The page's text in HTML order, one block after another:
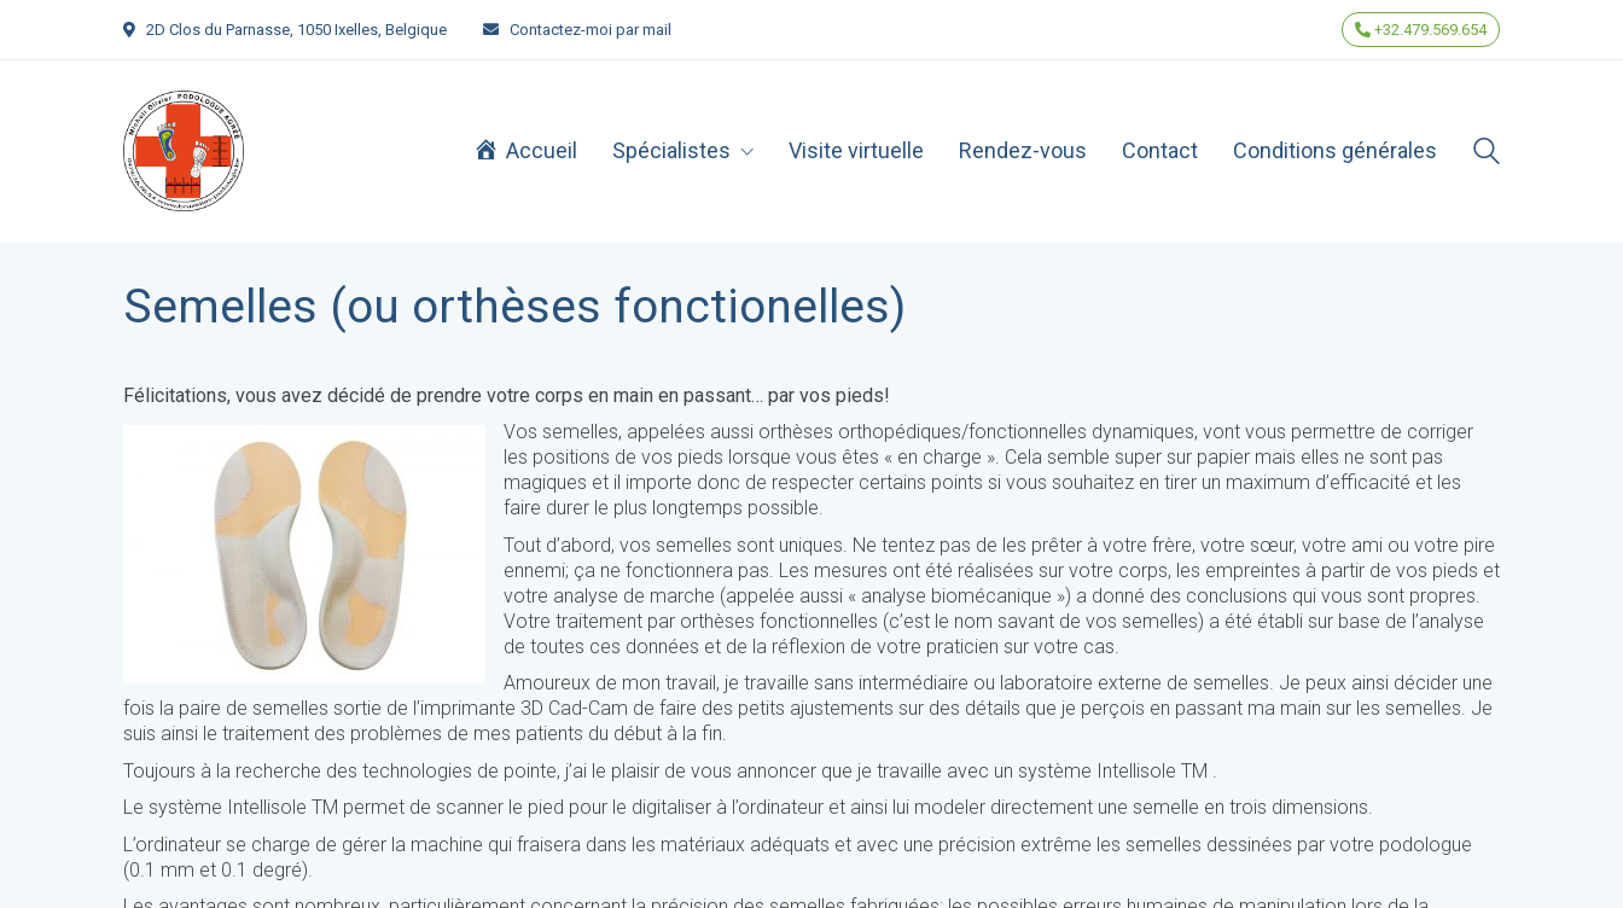
2D Clos du Parnasse, 1050 Ixelles, Belgique Contactez-moi par mail +32.479.569.654
Accueil Spécialistes Visite virtuelle Rendez-vous Contact Conditions générales
Semelles (ou orthèses fonctionelles)
Félicitations, vous avez décidé de prendre votre corps en main en passant… par vos pieds!
Vos semelles, appelées aussi orthèses orthopédiques/fonctionnelles dynamiques, vont vous permettre de corriger
les positions de vos pieds lorsque vous êtes « en charge ». Cela semble super sur papier mais elles ne sont pas
magiques et il importe donc de respecter certains points si vous souhaitez en tirer un maximum d’efficacité et les
faire durer le plus longtemps possible.
Tout d’abord, vos semelles sont uniques. Ne tentez pas de les prêter à votre frère, votre sœur, votre ami ou votre pire
ennemi; ça ne fonctionnera pas. Les mesures ont été réalisées sur votre corps, les empreintes à partir de vos pieds et
votre analyse de marche (appelée aussi « analyse biomécanique ») a donné des conclusions qui vous sont propres.
Votre traitement par orthèses fonctionnelles (c’est le nom savant de vos semelles) a été établi sur base de l’analyse
de toutes ces données et de la réflexion de votre praticien sur votre cas.
Amoureux de mon travail, je travaille sans intermédiaire ou laboratoire externe de semelles. Je peux ainsi décider une
fois la paire de semelles sortie de l’imprimante 3D Cad-Cam de faire des petits ajustements sur des détails que je perçois en passant ma main sur les semelles. Je
suis ainsi le traitement des problèmes de mes patients du début à la fin.
Toujours à la recherche des technologies de pointe, j’ai le plaisir de vous annoncer que je travaille avec un système Intellisole TM
Le système Intellisole TM permet de scanner le pied pour le digitaliser à l’ordinateur et ainsi lui modeler directement une semelle en trois dimensions.
L’ordinateur se charge de gérer la machine qui fraisera dans les matériaux adéquats et avec une précision extrême les semelles dessinées par votre podologue
(0.1 mm et 0.1 degré).